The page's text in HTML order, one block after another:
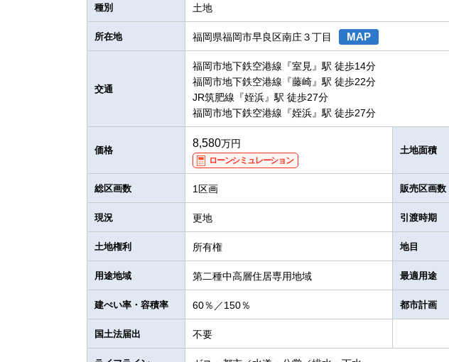
種別 土地
所在地 福岡県福岡市早良区南庄３丁目 MAP
交通
福岡市地下鉄空港線『室見』駅 徒歩14分
福岡市地下鉄空港線『藤崎』駅 徒歩22分
JR筑肥線『姪浜』駅 徒歩27分
福岡市地下鉄空港線『姪浜』駅 徒歩27分
価格
8,580万円
ローンシミュレーション
土地面積
総区画数 1区画 販売区画数
現況 更地 引渡時期
土地権利 所有権 地目
用途地域 第二種中高層住居専用地域 最適用途
建ぺい率・容積率 60％／150％ 都市計画
国土法届出 不要